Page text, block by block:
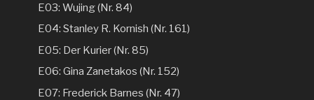
E03: Wujing (Nr. 84)
E04: Stanley R. Kornish (Nr. 161)
E05: Der Kurier (Nr. 85)
E06: Gina Zanetakos (Nr. 152)
E07: Frederick Barnes (Nr. 47)